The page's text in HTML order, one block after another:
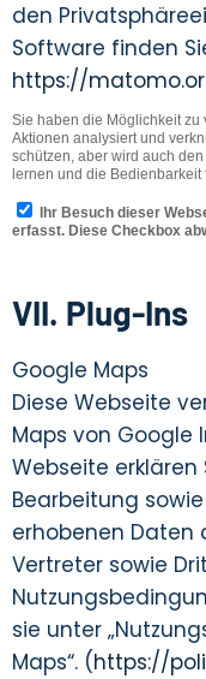
den
Software finden
https://
VII. Plug-Ins
Google Maps
Diese Webseite
Maps von Google
Webseite erklären
Bearbeitung
erhobenen Daten
Vertreter sowie
sie unter
Maps“. (https://